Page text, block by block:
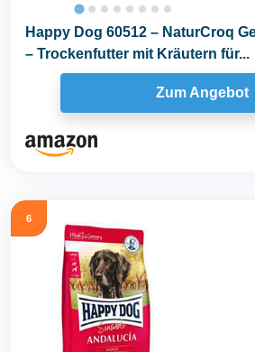
Happy Dog 60512 – NaturCroq
– Trockenfutter mit Kräutern für...
Zum Angebot
6